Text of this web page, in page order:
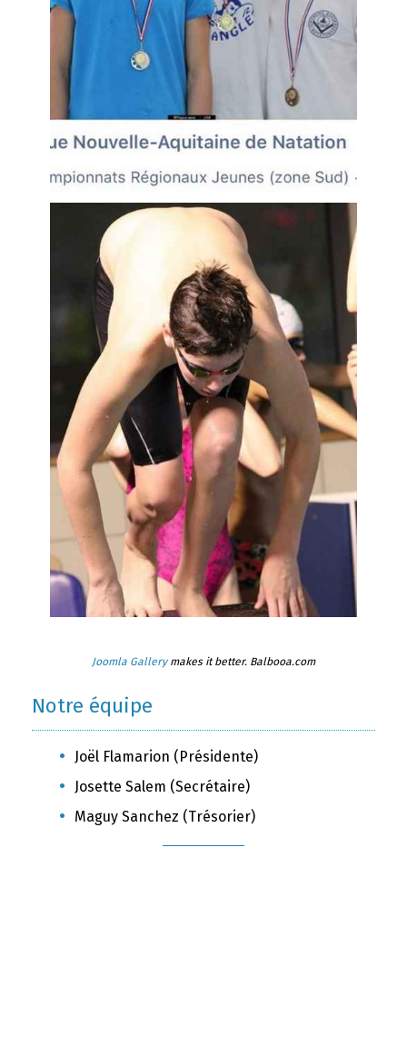
Joomla Gallerymakes it better. Balbooa.com
Notre équipe
Joël Flamarion (Présidente)
Josette Salem (Secrétaire)
Maguy Sanchez (Trésorier)